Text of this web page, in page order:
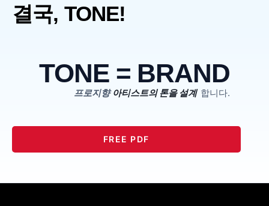
결국, TONE!
TONE = BRAND
프로지향 아티스트의 톤을 설계 합니다.
FREE PDF